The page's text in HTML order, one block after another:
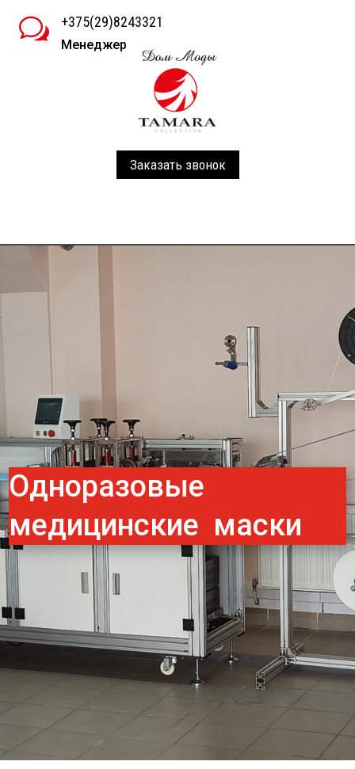
w +375(29)8243321
Менеджер
Заказать звонок
Одноразовые
медицинские маски